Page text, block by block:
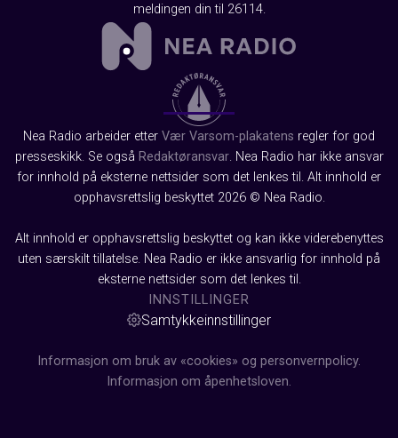
meldingen din til 26114.
Nea Radio arbeider etter Vær Varsom-plakatens regler for god
presseskikk. Se også Redaktøransvar. Nea Radio har ikke ansvar
for innhold på eksterne nettsider som det lenkes til. Alt innhold er
opphavsrettslig beskyttet 2026 © Nea Radio.
Alt innhold er opphavsrettslig beskyttet og kan ikke viderebenyttes
uten særskilt tillatelse. Nea Radio er ikke ansvarlig for innhold på
eksterne nettsider som det lenkes til.
INNSTILLINGER
Samtykkeinnstillinger
Informasjon om bruk av «cookies» og personvernpolicy.
Informasjon om åpenhetsloven.